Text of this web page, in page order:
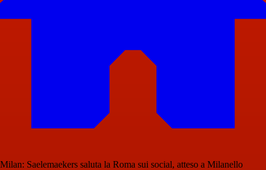
Milan: Saelemaekers saluta la Roma sui social, atteso a Milanello